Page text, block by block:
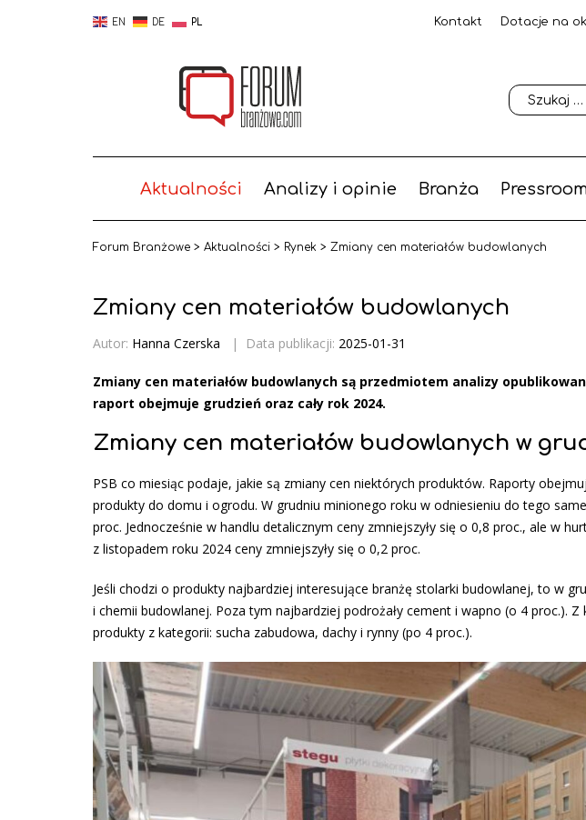
EN DE PL Kontakt Dotacje na
Aktualności Analizy i opinie Branża
Forum Branżowe > Aktualności > Rynek > Zmiany cen materiałów budowlanych
Zmiany cen materiałów budowlanych
Autor: Hanna Czerska | Data publikacji: 2025-01-31
Zmiany cen materiałów budowlanych są przedmiotem analizy
raport obejmuje grudzień oraz cały rok 2024.
Zmiany cen materiałów budowlanych w
PSB co miesiąc podaje, jakie są zmiany cen niektórych produktów. Raporty
produkty do domu i ogrodu. W grudniu minionego roku w odniesieniu do tego
proc. Jednocześnie w handlu detalicznym ceny zmniejszyły się o 0,8 proc., ale w
z listopadem roku 2024 ceny zmniejszyły się o 0,2 proc.
Jeśli chodzi o produkty najbardziej interesujące branżę stolarki budowlanej, to w
i chemii budowlanej. Poza tym najbardziej podrożały cement i wapno (o 4 proc.).
produkty z kategorii: sucha zabudowa, dachy i rynny (po 4 proc.).